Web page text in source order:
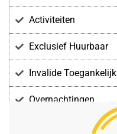
Activiteiten
Exclusief Huurbaar
Invalide Toegankelijk
Overnachtingen